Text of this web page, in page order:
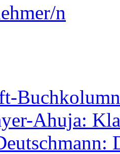
n
Ahuja: